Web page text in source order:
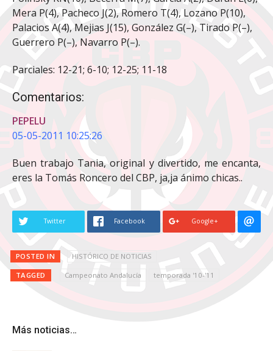
Mera P(4), Pacheco J(2), Romero T(4), Lozano P(10),
Palacios A(4), Mejias J(15), González G(–), Tirado P(–),
Guerrero P(–), Navarro P(–).
Parciales: 12-21; 6-10; 12-25; 11-18
Comentarios:
PEPELU
05-05-2011 10:25:26
Buen trabajo Tania, original y divertido, me encanta,
eres la Tomás Roncero del CBP, ja,ja ánimo chicas..
Twitter Facebook Google+
POSTED IN HISTÓRICO DE NOTICIAS
TAGGED Campeonato Andalucía temporada '10-'11
Más noticias…